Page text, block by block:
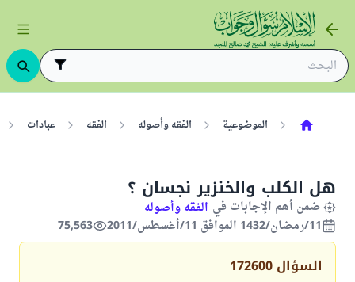
الموضوعية الفقه وأصوله الفقه عبادات
هل الكلب والخنزير نجسان ؟
ضمن أهم الإجابات في الفقه وأصوله
11/رمضان/1432 الموافق 11/أغسطس/2011
75,563
السؤال 172600